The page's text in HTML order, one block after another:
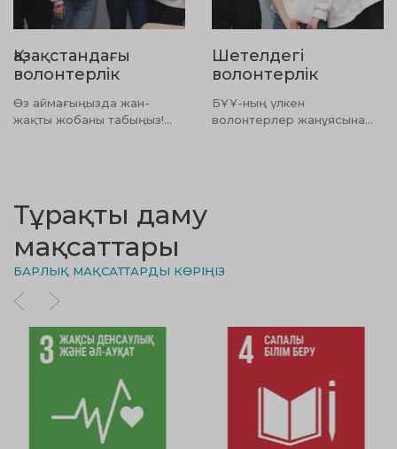
Қазақстандағы
волонтерлік
Өз аймағыңызда жан-
жақты жобаны табыңыз!
Шетелдегі
волонтерлік
БҰҰ-ның үлкен
волонтерлер жанұясына
Тұрақты даму
мақсаттары
БАРЛЫҚ МАҚСАТТАРДЫ КӨРІҢІЗ